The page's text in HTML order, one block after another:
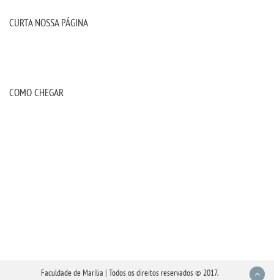
CURTA NOSSA PÁGINA
COMO CHEGAR
Faculdade de Marília | Todos os direitos reservados © 2017.